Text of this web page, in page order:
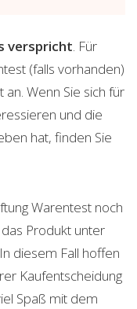
verspricht. Für
(falls vorhanden)
Wenn Sie sich für
und die
hat, finden Sie
Warentest noch
Produkt unter
diesem Fall hoffen
Kaufentscheidung
Spaß mit dem